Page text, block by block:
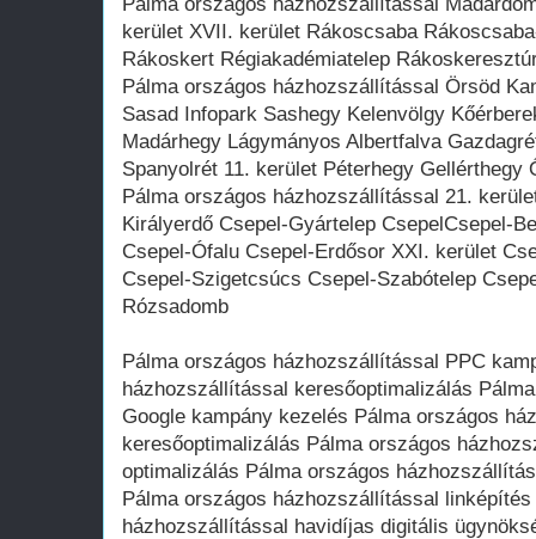
kerület XVII. kerület Rákoscsaba
Rákoskert Régiakadémiatelep
Pálma országos házhozszállítással Örsöd
Sasad Infopark Sashegy Kelenvölgy
Madárhegy Lágymányos Albertfalva
Spanyolrét 11. kerület Péterhegy Gellérthegy
Pálma országos házhozszállítással 21.
Királyerdő Csepel-Gyártelep CsepelCsepel-
Csepel-Ófalu Csepel-Erdősor XXI. kerület
Csepel-Szigetcsúcs Csepel-Szabótelep
Rózsadomb
Pálma országos házhozszállítással PPC
házhozszállítással keresőoptimalizálás
Google kampány kezelés Pálma országos
keresőoptimalizálás Pálma országos
optimalizálás Pálma országos
Pálma országos házhozszállítással
házhozszállítással havidíjas digitális